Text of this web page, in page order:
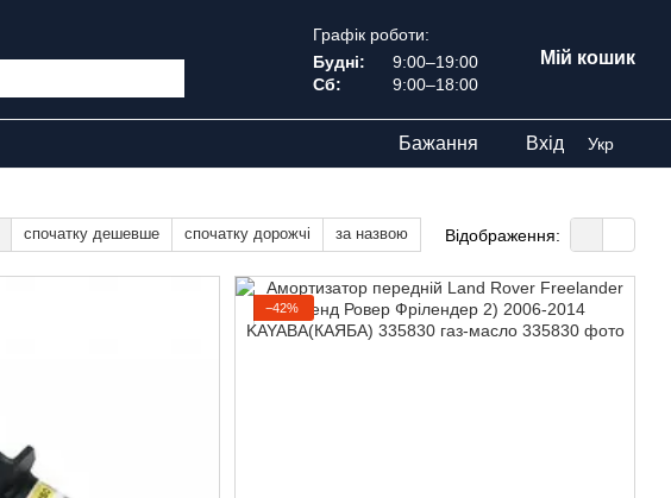
Графік роботи:
Будні:
9:00–19:00
Сб:
9:00–18:00
Мій кошик
Бажання Вхід Укр
спочатку дешевше спочатку дорожчі за назвою Відображення:
−42%